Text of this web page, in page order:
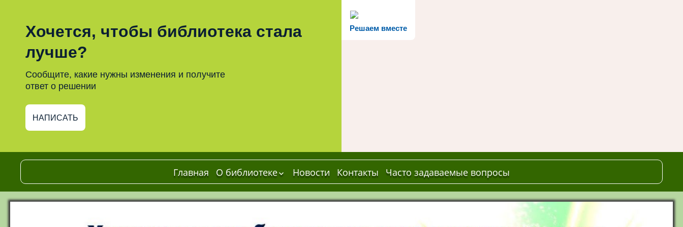
Решаем вместе
Хочется, чтобы библиотека стала
лучше?
Сообщите, какие нужны изменения и получите
ответ о решении
НАПИСАТЬ
Главная
О библиотеке
Основные
сведения
Новости Контакты Часто задаваемые вопросы